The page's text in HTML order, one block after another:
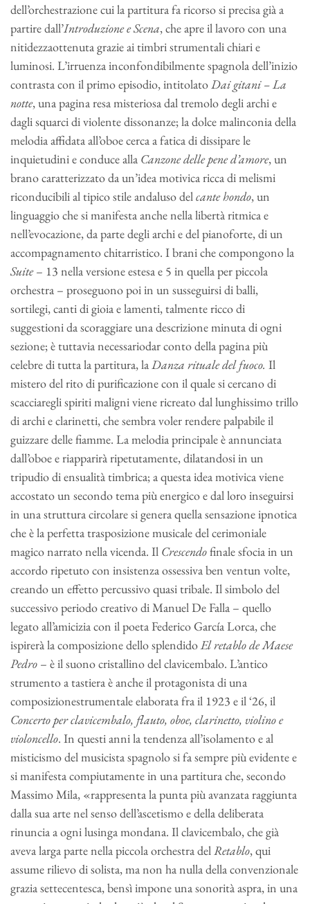
dell’orchestrazione cui la partitura fa ricorso si precisa già a
partire dall’Introduzione e Scena, che apre il lavoro con una
nitidezzaottenuta grazie ai timbri strumentali chiari e
luminosi. L’irruenza inconfondibilmente spagnola dell’inizio
contrasta con il primo episodio, intitolatoDai gitani– La
notte, una pagina resa misteriosa dal tremolo degli archi e
dagli squarci di violente dissonanze; la dolce malinconia della
melodia affidata all’oboe cerca a fatica di dissipare le
inquietudini e conduce alla Canzone delle pene d’amore, un
brano caratterizzato da un’idea motivica ricca di melismi
riconducibili al tipico stile andaluso delcante hondo, un
linguaggio che si manifesta anche nella libertà ritmica e
nell’evocazione, da parte degli archi e del pianoforte, di un
accompagnamento chitarristico. I brani che compongono la
Suite– 13 nella versione estesa e 5 in quella per piccola
orchestra – proseguono poi in un susseguirsi di balli,
sortilegi, canti di gioia e lamenti, talmente ricco di
suggestioni da scoraggiare una descrizione minuta di ogni
sezione; è tuttavia necessariodar conto della pagina più
celebre di tutta la partitura, laDanza rituale delfuoco. Il
mistero del rito di purificazione con il quale si cercano di
scacciaregli spiriti maligni viene ricreato dal lunghissimo trillo
di archi e clarinetti, che sembra voler rendere palpabile il
guizzare delle fiamme. La melodia principale è annunciata
dall’oboe e riapparirà ripetutamente, dilatandosi in un
tripudio di ensualità timbrica; a questa idea motivica viene
accostato un secondo tema più energico e dal loro inseguirsi
in una struttura circolare si genera quella sensazione ipnotica
che è la perfetta trasposizione musicale del cerimoniale
magico narrato nella vicenda. Il Crescendofinale sfocia in un
accordo ripetuto con insistenza ossessiva ben ventun volte,
creando un effetto percussivo quasi tribale. Il simbolo del
successivo periodo creativo di Manuel De Falla – quello
legato all’amicizia con il poeta Federico García Lorca, che
ispirerà la composizione dello splendidoEl retablo de Maese
Pedro – è il suono cristallino del clavicembalo. L’antico
strumento a tastiera è anche il protagonista di una
composizionestrumentale elaborata fra il 1923 e il ‘26, il
Concerto per clavicembalo, flauto, oboe, clarinetto, violino e
violoncello. In questi anni la tendenza all’isolamento e al
misticismo del musicista spagnolo si fa sempre più evidente e
si manifesta compiutamente in una partitura che, secondo
Massimo Mila, «rappresenta la punta più avanzata raggiunta
dalla sua arte nel senso dell’ascetismo e della deliberata
rinuncia a ogni lusinga mondana. Il clavicembalo, che già
aveva larga parte nella piccola orchestra delRetablo, qui
assume rilievo di solista, ma non ha nulla della convenzionale
grazia settecentesca, bensì impone una sonorità aspra, in una